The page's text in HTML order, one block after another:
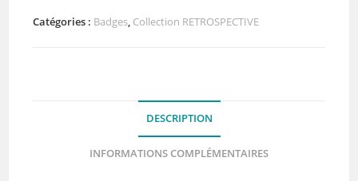
Badges
Catégories : Badges, Collection RETROSPECTIVE
DESCRIPTION
INFORMATIONS COMPLÉMENTAIRES